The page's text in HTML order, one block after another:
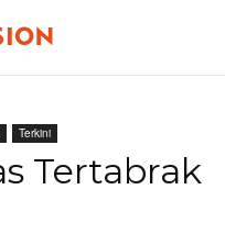
Terkini
Tertabrak